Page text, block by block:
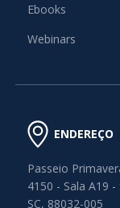
Ebooks
Webinars
ENDEREÇO
Passeio
4150 - Sala A19
SC, 88032-005